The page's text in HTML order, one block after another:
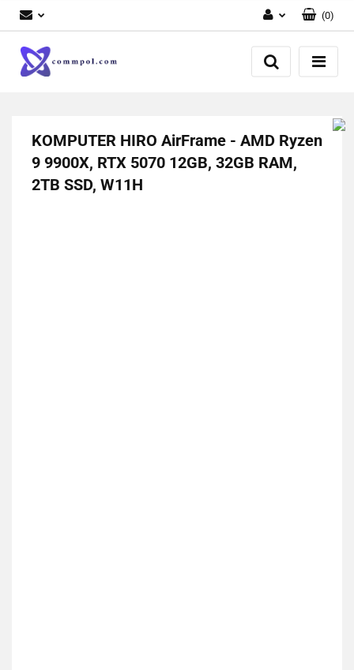
Zaloguj się
Zarejestruj się
(0)
KOMPUTER HIRO AirFrame - AMD Ryzen
9 9900X, RTX 5070 12GB, 32GB RAM,
2TB SSD, W11H